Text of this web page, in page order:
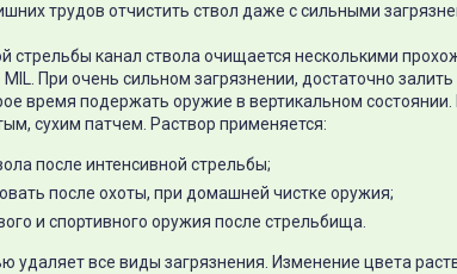
трудов отчистить ствол даже с сильными
стрельбы канал ствола очищается несколькими
MIL. При очень сильном загрязнении, достаточно
время подержать оружие в вертикальном состоянии.
сухим патчем. Раствор применяется:
после интенсивной стрельбы;
после охоты, при домашней чистке оружия;
и спортивного оружия после стрельбища.
удаляет все виды загрязнения. Изменение цвета